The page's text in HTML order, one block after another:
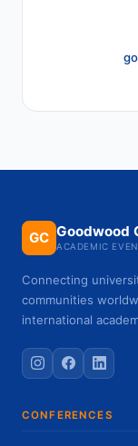
GC Goodwood
ACADEMIC
Connecting
communities
international
CONFERENCES